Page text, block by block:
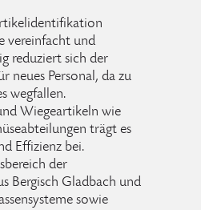
vereinfacht und
reduziert sich der
neues Personal, da zu
wegfallen.
Wiegeartikeln wie
trägt es
Effizienz bei.
der
Bergisch Gladbach und
sowie